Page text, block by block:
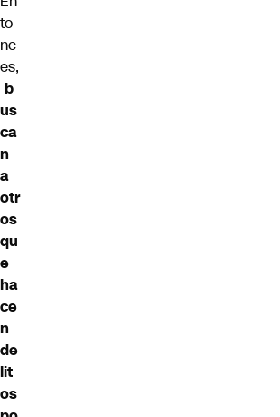
to
nc
es,
b
us
ca
n
a
otr
os
qu
e
ha
ce
n
de
lit
os